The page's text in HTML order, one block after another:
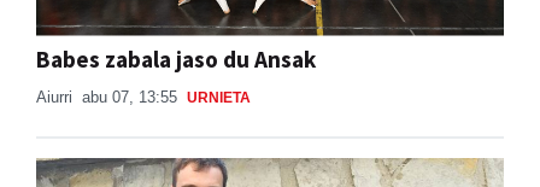
Babes zabala jaso du Ansak
Aiurri abu 07, 13:55 URNIETA